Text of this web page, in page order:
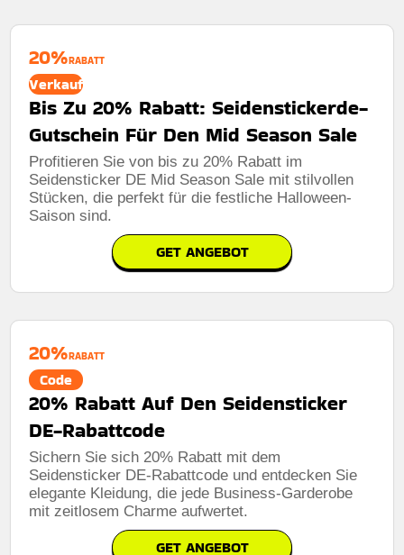
20%RABATT
Verkauf
Bis Zu 20% Rabatt: Seidenstickerde-
Gutschein Für Den Mid Season Sale
Profitieren Sie von bis zu 20% Rabatt im
Seidensticker DE Mid Season Sale mit stilvollen
Stücken, die perfekt für die festliche Halloween-
Saison sind.
GET ANGEBOT
20%RABATT
Code
20% Rabatt Auf Den Seidensticker
DE-Rabattcode
Sichern Sie sich 20% Rabatt mit dem
Seidensticker DE-Rabattcode und entdecken Sie
elegante Kleidung, die jede Business-Garderobe
mit zeitlosem Charme aufwertet.
GET ANGEBOT